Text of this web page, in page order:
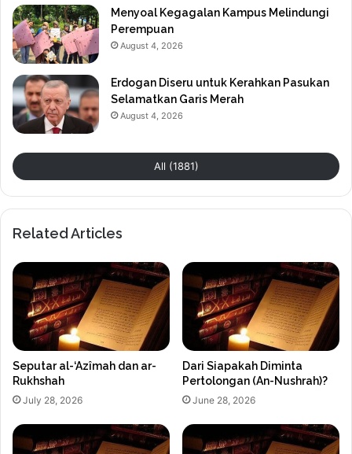
Menyoal Kegagalan Kampus Melindungi
Perempuan
August 4, 2026
Erdogan Diseru untuk Kerahkan Pasukan
Selamatkan Garis Merah
August 4, 2026
All (1881)
Related Articles
Seputar al-‘Azîmah dan ar-
Rukhshah
July 28, 2026
Dari Siapakah Diminta
Pertolongan (An-Nushrah)?
June 28, 2026